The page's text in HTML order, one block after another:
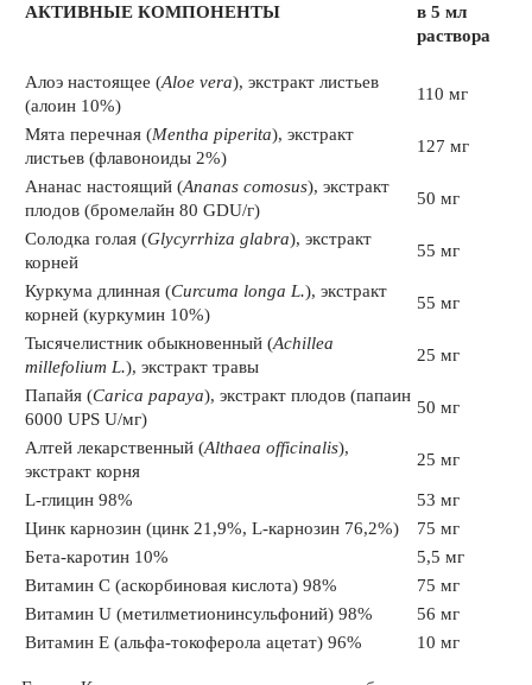
АКТИВНЫЕ КОМПОНЕНТЫ
в 5 мл
раствора
Алоэ настоящее (Aloe vera), экстракт листьев
(алоин 10%)
110 мг
Мята перечная (Mentha piperita), экстракт
листьев (флавоноиды 2%)
127 мг
Ананас настоящий (Ananas comosus), экстракт
плодов (бромелайн 80 GDU/г)
50 мг
Солодка голая (Glycyrrhiza glabra), экстракт
корней
55 мг
Куркума длинная (Curcuma longa L.), экстракт
корней (куркумин 10%)
55 мг
Тысячелистник обыкновенный (Achillea
millefolium L.), экстракт травы
25 мг
Папайя (Carica рарауа), экстракт плодов (папаин
6000 UPS U/мг)
50 мг
Алтей лекарственный (Althaea officinalis),
экстракт корня
25 мг
L-глицин 98%
53 мг
Цинк карнозин (цинк 21,9%, L-карнозин 76,2%)
75 мг
Бета-каротин 10%
5,5 мг
Витамин С (аскорбиновая кислота) 98%
75 мг
Витамин U (метилметионинсульфоний) 98%
56 мг
Витамин Е (альфа-токоферола ацетат) 96%
10 мг